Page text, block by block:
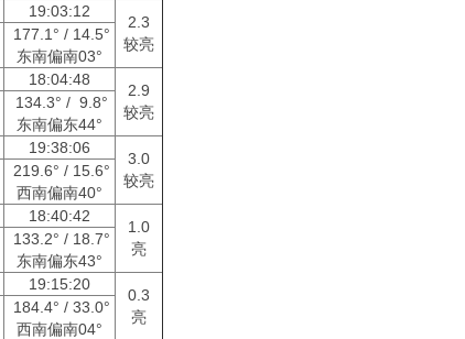
19:03:12
2.3
较亮
177.1° / 14.5°
东南偏南03°
18:04:48
2.9
较亮
134.3° / 9.8°
东南偏东44°
19:38:06
3.0
较亮
219.6° / 15.6°
西南偏南40°
18:40:42
1.0
亮
133.2° / 18.7°
东南偏东43°
19:15:20
0.3
亮
184.4° / 33.0°
西南偏南04°